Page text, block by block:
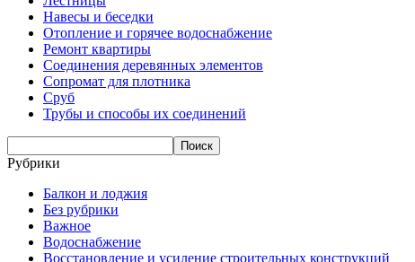
Навесы и беседки
Отопление и горячее водоснабжение
Ремонт квартиры
Соединения деревянных элементов
Сопромат для плотника
Сруб
Трубы и способы их соединений
Рубрики
Балкон и лоджия
Без рубрики
Важное
Водоснабжение
Восстановление и усиление строительных конструкций